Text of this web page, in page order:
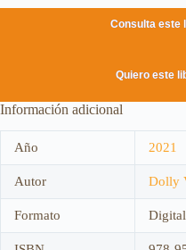
Consulta este
Quiero este
Información adicional
Año 2021
Autor Dolly
Formato Digital